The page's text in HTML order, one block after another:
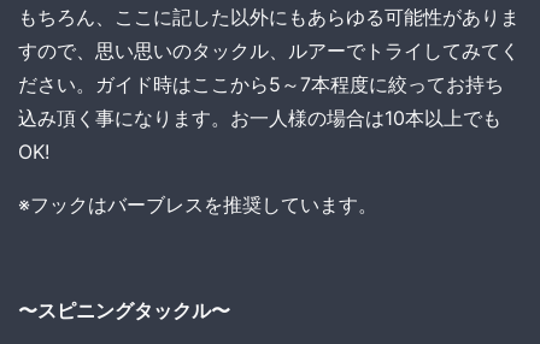
もちろん、ここに記した以外にもあらゆる可能性がありま
すので、思い思いのタックル、ルアーでトライしてみてく
ださい。ガイド時はここから5～7本程度に絞ってお持ち
込み頂く事になります。お一人様の場合は10本以上でも
OK!
※フックはバーブレスを推奨しています。
〜スピニングタックル〜